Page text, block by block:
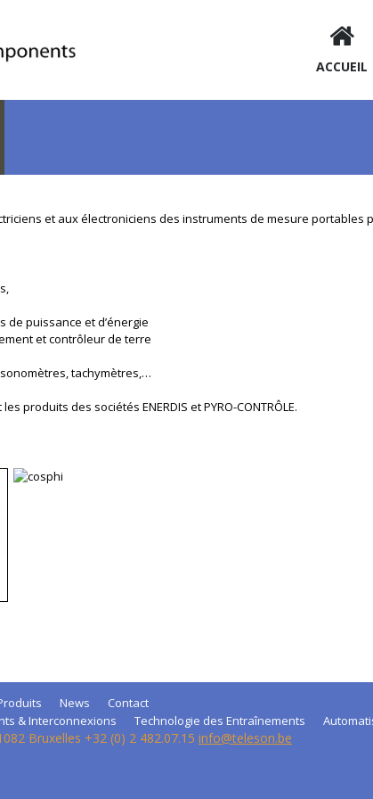
ACCUEIL
et aux électroniciens des instruments de mesure portables
puissance et d’énergie
et contrôleur de terre
tachymètres,…
produits des sociétés ENERDIS et PYRO-CONTRÔLE.
News
Contact
& Interconnexions Technologie des Entraînements
Bruxelles +32 (0) 2 482.07.15 info@teleson.be